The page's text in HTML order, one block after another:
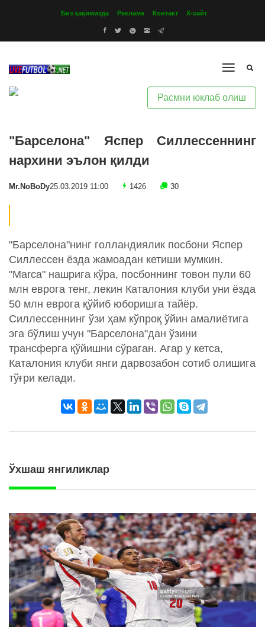
Биз ҳақимизда Реклама Контакт Х-сайт
Расмни юклаб олиш
"Барселона" Яспер Силлессеннинг
нархини эълон қилди
Mr.NoBoDy25.03.2019 11:00 1426 30
"Барселона"нинг голландиялик посбони Яспер
Силлессен ёзда жамоадан кетиши мумкин.
"Marca" нашрига кўра, посбоннинг товон пули 60
млн еврога тенг, лекин Каталония клуби уни ёзда
50 млн еврога қўйиб юборишга тайёр.
Силлессеннинг ўзи ҳам кўпроқ ўйин амалиётига
эга бўлиш учун "Барселона"дан ўзини
трансферга қўйишни сўраган. Агар у кетса,
Каталония клуби янги дарвозабон сотиб олишига
тўғри келади.
Ўхшаш янгиликлар